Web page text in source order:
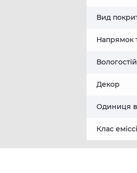
Вид
Напрямок
Декор
Одиниця
Клас